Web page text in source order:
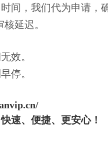
间，我们代为申请，
延迟。
效。
停。
速、便捷、更安心！